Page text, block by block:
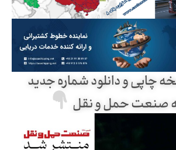
چاپی و دانلود شماره جدید
صنعت حمل و نقل